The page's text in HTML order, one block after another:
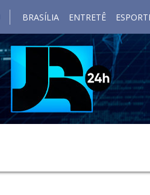
BRASÍLIA ENTRETÊ